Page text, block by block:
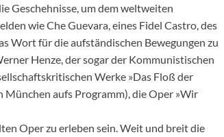
Geschehnisse, um dem weltweiten
wie Che Guevara, eines Fidel Castro, des
Wort für die aufständischen Bewegungen zu
Henze, der sogar der Kommunistischen
Werke »Das Floß der
aufs Programm), die Oper »Wir
Oper zu erleben sein. Weit und breit die